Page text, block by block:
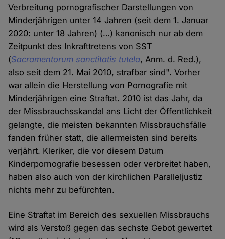
Verbreitung pornografischer Darstellungen von
Minderjährigen unter 14 Jahren (seit dem 1. Januar
2020: unter 18 Jahren) (…) kanonisch nur ab dem
Zeitpunkt des Inkrafttretens von SST
(Sacramentorum sanctitatis tutela, Anm. d. Red.),
also seit dem 21. Mai 2010, strafbar sind". Vorher
war allein die Herstellung von Pornografie mit
Minderjährigen eine Straftat. 2010 ist das Jahr, da
der Missbrauchsskandal ans Licht der Öffentlichkeit
gelangte, die meisten bekannten Missbrauchsfälle
fanden früher statt, die allermeisten sind bereits
verjährt. Kleriker, die vor diesem Datum
Kinderpornografie besessen oder verbreitet haben,
haben also auch von der kirchlichen Paralleljustiz
nichts mehr zu befürchten.
Eine Straftat im Bereich des sexuellen Missbrauchs
wird als Verstoß gegen das sechste Gebot gewertet